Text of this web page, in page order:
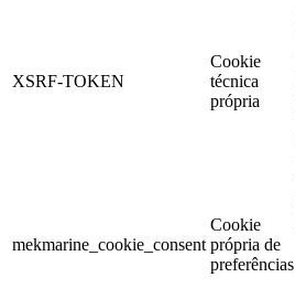
XSRF-TOKEN
Cookie
técnica
própria
mekmarine_cookie_consent
Cookie
própria de
preferências